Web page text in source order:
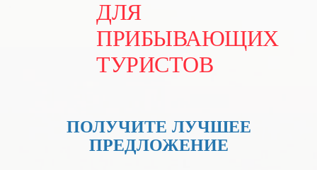
ДЛЯ
ПРИБЫВАЮЩИХ
ТУРИСТОВ
ПОЛУЧИТЕ ЛУЧШЕЕ
ПРЕДЛОЖЕНИЕ